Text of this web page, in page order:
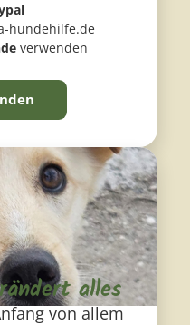
hundehilfe.de
verwenden
alles
von allem